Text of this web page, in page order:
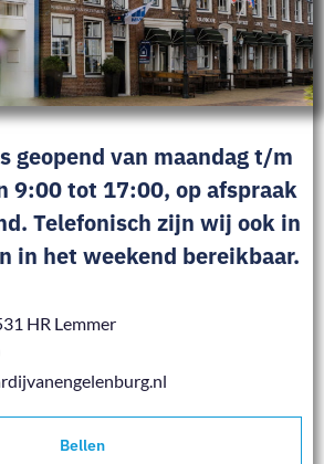
geopend van maandag t/m
9:00 tot 17:00, op afspraak
Telefonisch zijn wij ook in
in het weekend bereikbaar.
HR Lemmer
Bellen